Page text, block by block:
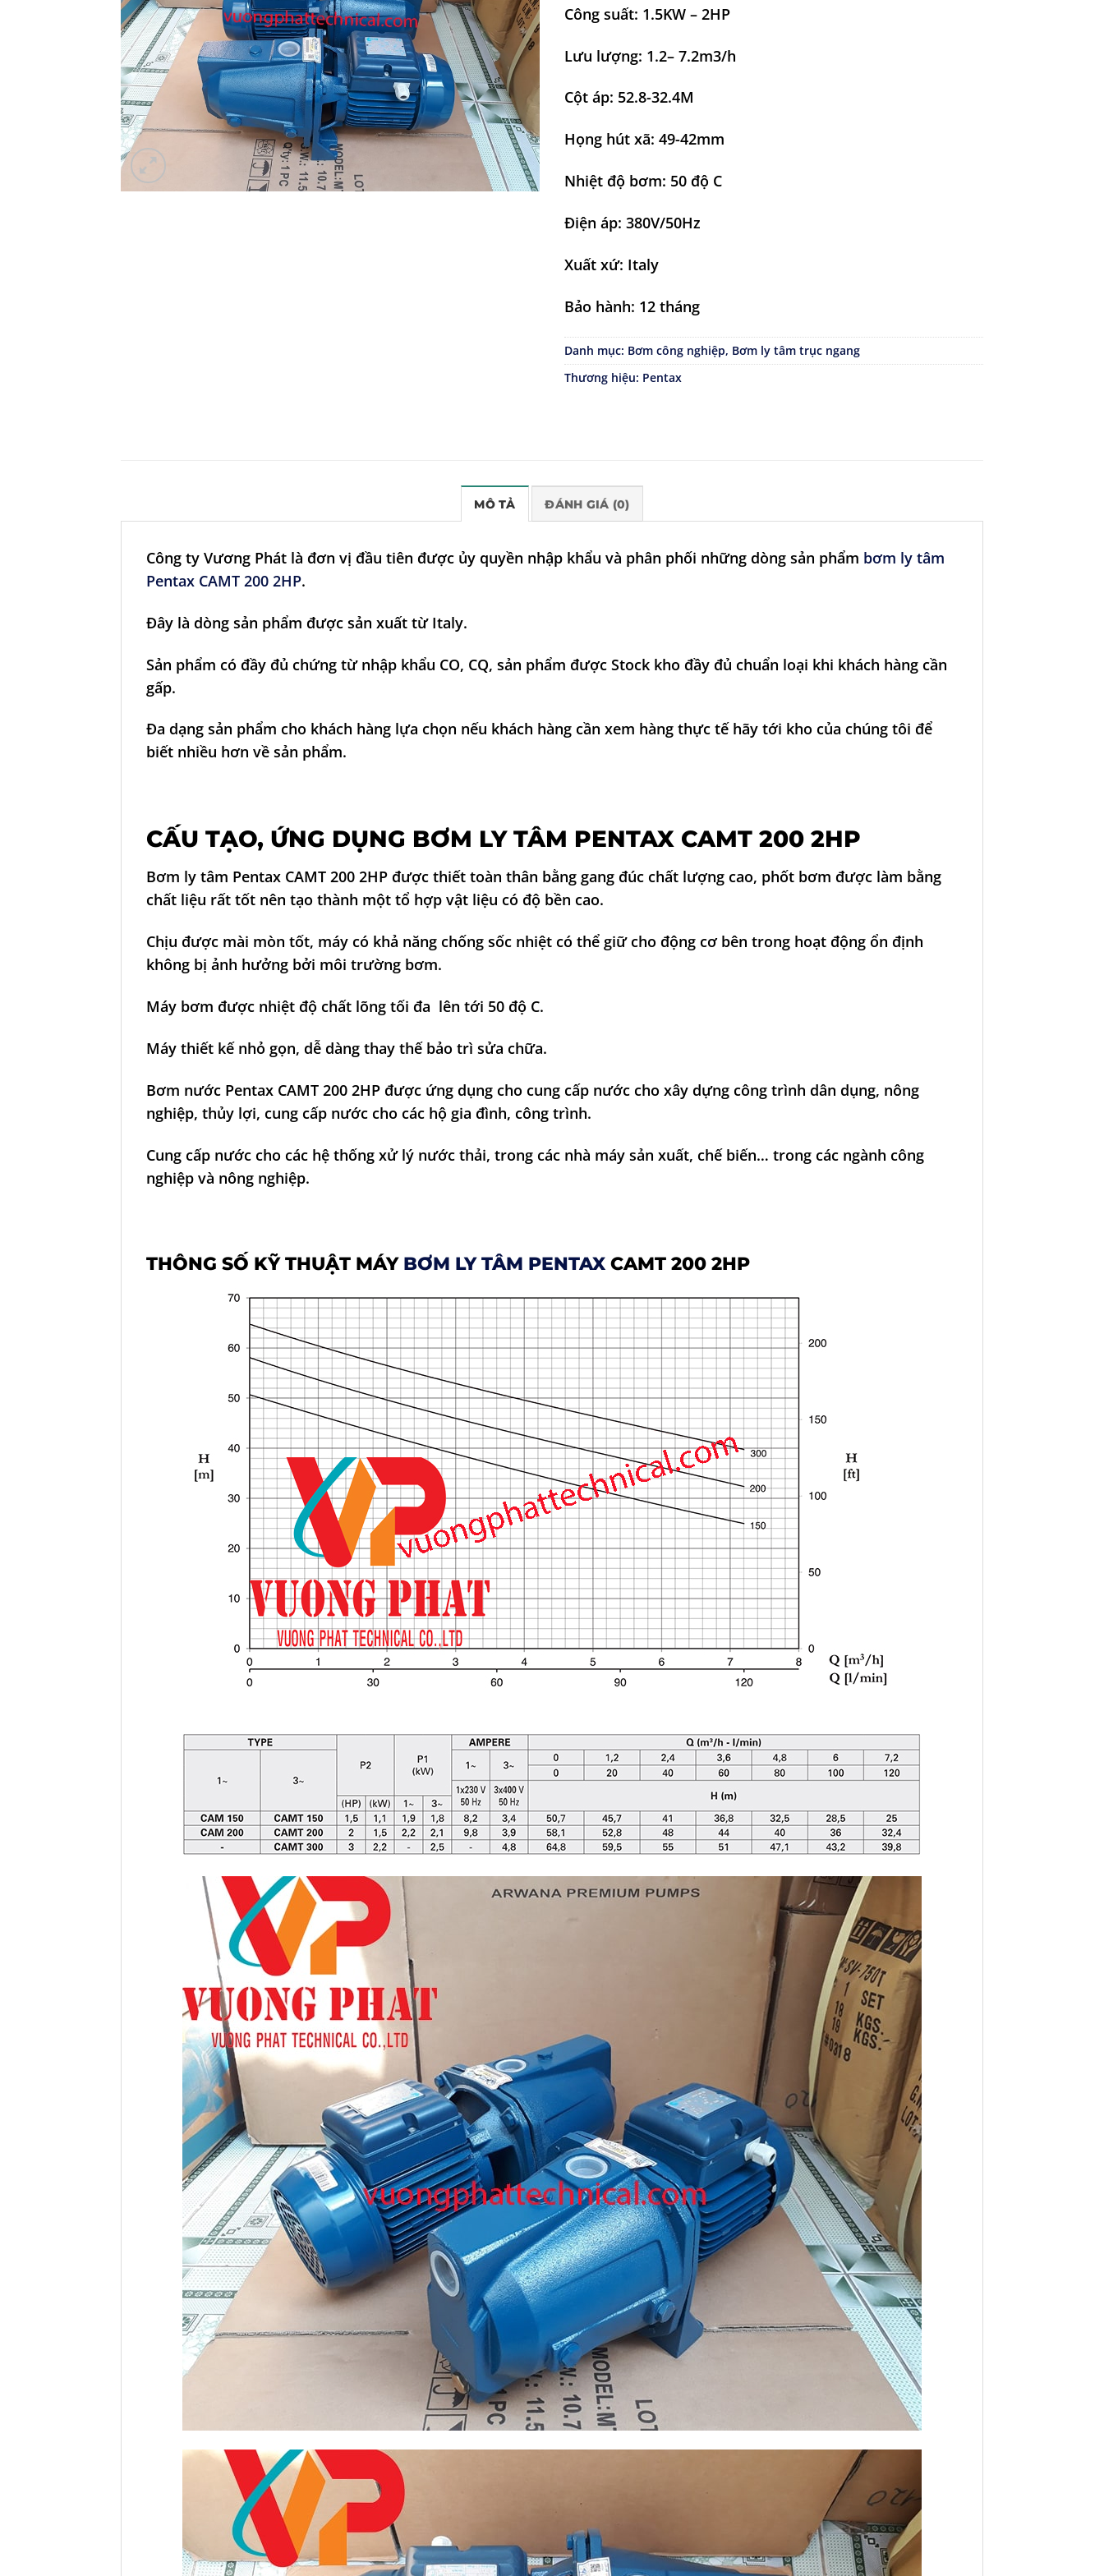
Công suất: 1.5KW – 2HP
Lưu lượng: 1.2– 7.2m3/h
Cột áp: 52.8-32.4M
Họng hút xã: 49-42mm
Nhiệt độ bơm: 50 độ C
Điện áp: 380V/50Hz
Xuất xứ: Italy
Bảo hành: 12 tháng
Danh mục: Bơm công nghiệp, Bơm ly tâm trục ngang
Thương hiệu: Pentax
MÔ TẢ ĐÁNH GIÁ (0)
Công ty Vương Phát là đơn vị đầu tiên được ủy quyền nhập khẩu và phân phối những dòng sản phẩm bơm ly tâm
Pentax CAMT 200 2HP.
Đây là dòng sản phẩm được sản xuất từ Italy.
Sản phẩm có đầy đủ chứng từ nhập khẩu CO, CQ, sản phẩm được Stock kho đầy đủ chuẩn loại khi khách hàng cần
gấp.
Đa dạng sản phẩm cho khách hàng lựa chọn nếu khách hàng cần xem hàng thực tế hãy tới kho của chúng tôi để
biết nhiều hơn về sản phẩm.
CẤU TẠO, ỨNG DỤNG BƠM LY TÂM PENTAX CAMT 200 2HP
Bơm ly tâm Pentax CAMT 200 2HP được thiết toàn thân bằng gang đúc chất lượng cao, phốt bơm được làm bằng
chất liệu rất tốt nên tạo thành một tổ hợp vật liệu có độ bền cao.
Chịu được mài mòn tốt, máy có khả năng chống sốc nhiệt có thể giữ cho động cơ bên trong hoạt động ổn định
không bị ảnh hưởng bởi môi trường bơm.
Máy bơm được nhiệt độ chất lõng tối đa lên tới 50 độ C.
Máy thiết kế nhỏ gọn, dễ dàng thay thế bảo trì sửa chữa.
Bơm nước Pentax CAMT 200 2HP được ứng dụng cho cung cấp nước cho xây dựng công trình dân dụng, nông
nghiệp, thủy lợi, cung cấp nước cho các hộ gia đình, công trình.
Cung cấp nước cho các hệ thống xử lý nước thải, trong các nhà máy sản xuất, chế biến… trong các ngành công
nghiệp và nông nghiệp.
THÔNG SỐ KỸ THUẬT MÁY BƠM LY TÂM PENTAX CAMT 200 2HP